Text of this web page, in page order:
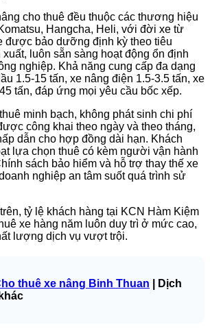
cho thuê đều thuộc các thương hiệu
Hangcha, Heli, với đời xe từ
được bảo dưỡng định kỳ theo tiêu
luôn sẵn sàng hoạt động ổn định
nghiệp. Khả năng cung cấp đa dạng
1.5-15 tấn, xe nâng điện 1.5-3.5 tấn, xe
tấn, đáp ứng mọi yêu cầu bốc xếp.
minh bạch, không phát sinh chi phí
công khai theo ngày và theo tháng,
dẫn cho hợp đồng dài hạn. Khách
lựa chọn thuê có kèm người vận hành
sách bảo hiểm và hỗ trợ thay thế xe
nghiệp an tâm suốt quá trình sử
tỷ lệ khách hàng tại KCN Hàm Kiệm
xe hàng năm luôn duy trì ở mức cao,
lượng dịch vụ vượt trội.
thuê xe nâng Binh Thuan | Dịch